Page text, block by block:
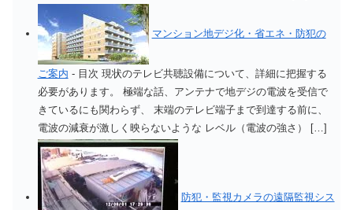
マンション地デジ化・省エネ・防犯の
ご案内 - 目次 現状のテレビ共聴設備について、詳細に把握する
必要があります。 極端な話、アンテナで地デジの電波を受信で
きているにも関わらず、 末端のテレビ端子まで到達する前に、
電波の減衰が激しく映らないような レベル（電波の強さ） […]
防犯・監視カメラの遠隔監視シス